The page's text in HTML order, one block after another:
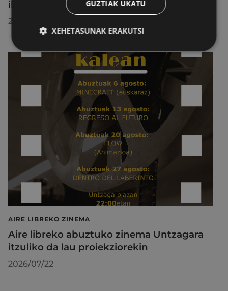
ibilbideagatik
2026/07/23
AIRE LIBREKO ZINEMA
Aire libreko abuztuko zinema Untzagara
itzuliko da lau proiekziorekin
2026/07/22
GUZTIAK UKATU
XEHETASUNAK ERAKUTSI